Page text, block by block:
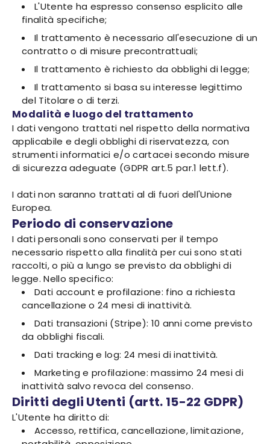
L'Utente ha espresso consenso esplicito alle
finalità specifiche;
Il trattamento è necessario all'esecuzione di un
contratto o di misure precontrattuali;
Il trattamento è richiesto da obblighi di legge;
Il trattamento si basa su interesse legittimo
del Titolare o di terzi.
Modalità e luogo del trattamento
I dati vengono trattati nel rispetto della normativa
applicabile e degli obblighi di riservatezza, con
strumenti informatici e/o cartacei secondo misure
di sicurezza adeguate (GDPR art.5 par.1 lett.f).
I dati non saranno trattati al di fuori dell'Unione
Europea.
Periodo di conservazione
I dati personali sono conservati per il tempo
necessario rispetto alla finalità per cui sono stati
raccolti, o più a lungo se previsto da obblighi di
legge. Nello specifico:
Dati account e profilazione: fino a richiesta
cancellazione o 24 mesi di inattività.
Dati transazioni (Stripe): 10 anni come previsto
da obblighi fiscali.
Dati tracking e log: 24 mesi di inattività.
Marketing e profilazione: massimo 24 mesi di
inattività salvo revoca del consenso.
Diritti degli Utenti (artt. 15-22 GDPR)
L'Utente ha diritto di:
Accesso, rettifica, cancellazione, limitazione,